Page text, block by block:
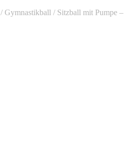
/ Gymnastikball / Sitzball mit Pumpe –